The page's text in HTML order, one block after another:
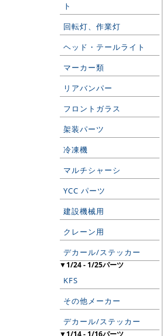
ト
回転灯、作業灯
ヘッド・テールライト
マーカー類
リアバンパー
フロントガラス
架装パーツ
冷凍機
マルチシャーシ
YCC パーツ
建設機械用
クレーン用
デカール/ステッカー
▼1/24 - 1/25パーツ
KFS
その他メーカー
デカール/ステッカー
▼1/14 - 1/16パーツ